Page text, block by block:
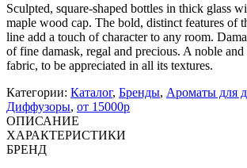
Sculpted, square-shaped bottles in thick glass
maple wood cap. The bold, distinct features of
line add a touch of character to any room.
of fine damask, regal and precious. A noble
fabric, to be appreciated in all its textures.
Категории: Каталог, Бренды, Ароматы для
Диффузоры, от 15000р
ОПИСАНИЕ
ХАРАКТЕРИСТИКИ
БРЕНД